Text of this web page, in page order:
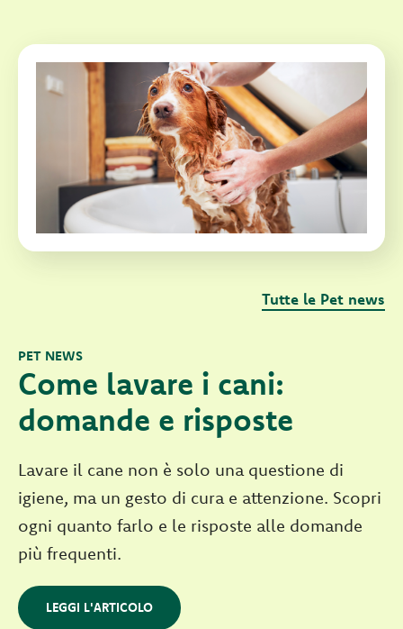
PET NEWS
Come lavare i cani:
domande e risposte
Lavare il cane non è solo una questione di
igiene, ma un gesto di cura e attenzione. Scopri
ogni quanto farlo e le risposte alle domande
più frequenti.
LEGGI L'ARTICOLO
Tutte le Pet news